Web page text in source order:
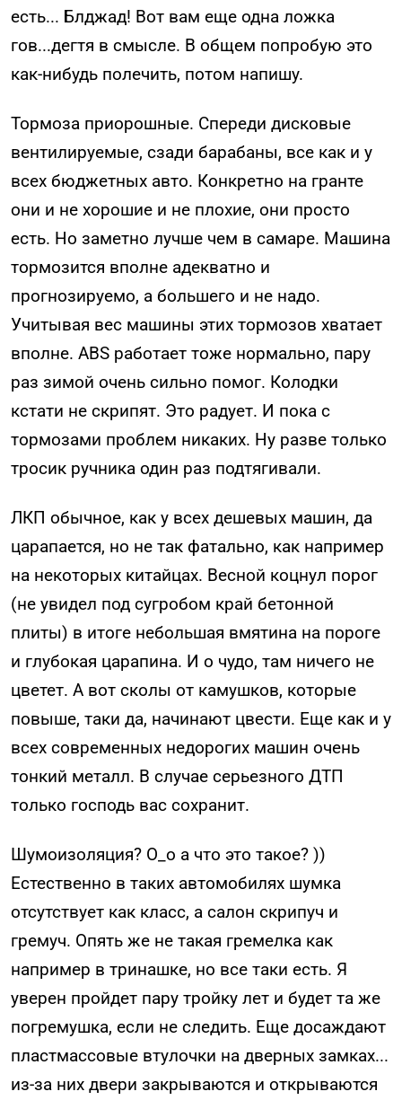
есть... Блджад! Вот вам еще одна ложка
гов...дегтя в смысле. В общем попробую это
как-нибудь полечить, потом напишу.
Тормоза приорошные. Спереди дисковые
вентилируемые, сзади барабаны, все как и у
всех бюджетных авто. Конкретно на гранте
они и не хорошие и не плохие, они просто
есть. Но заметно лучше чем в самаре. Машина
тормозится вполне адекватно и
прогнозируемо, а большего и не надо.
Учитывая вес машины этих тормозов хватает
вполне. ABS работает тоже нормально, пару
раз зимой очень сильно помог. Колодки
кстати не скрипят. Это радует. И пока с
тормозами проблем никаких. Ну разве только
тросик ручника один раз подтягивали.
ЛКП обычное, как у всех дешевых машин, да
царапается, но не так фатально, как например
на некоторых китайцах. Весной коцнул порог
(не увидел под сугробом край бетонной
плиты) в итоге небольшая вмятина на пороге
и глубокая царапина. И о чудо, там ничего не
цветет. А вот сколы от камушков, которые
повыше, таки да, начинают цвести. Еще как и у
всех современных недорогих машин очень
тонкий металл. В случае серьезного ДТП
только господь вас сохранит.
Шумоизоляция? О_о а что это такое? ))
Естественно в таких автомобилях шумка
отсутствует как класс, а салон скрипуч и
гремуч. Опять же не такая гремелка как
например в тринашке, но все таки есть. Я
уверен пройдет пару тройку лет и будет та же
погремушка, если не следить. Еще досаждают
пластмассовые втулочки на дверных замках...
из-за них двери закрываются и открываются